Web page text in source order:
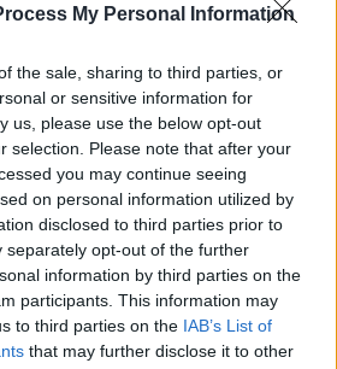
My Personal Information
the sale, sharing to third parties, or
or sensitive information for
us, please use the below opt-out
selection. Please note that after your
you may continue seeing
on personal information utilized by
disclosed to third parties prior to
separately opt-out of the further
information by third parties on the
participants. This information may
to third parties on the IAB’s List of
that may further disclose it to other
stovyklos buvo
vėliau nei kiti kandidatai –
net 14 dienų vėliau nei